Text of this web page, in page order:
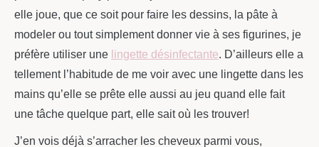
elle joue, que ce soit pour faire les dessins, la pâte à
modeler ou tout simplement donner vie à ses figurines, je
préfère utiliser une lingette désinfectante. D’ailleurs elle a
tellement l’habitude de me voir avec une lingette dans les
mains qu’elle se prête elle aussi au jeu quand elle fait
une tâche quelque part, elle sait où les trouver!
J’en vois déjà s’arracher les cheveux parmi vous,